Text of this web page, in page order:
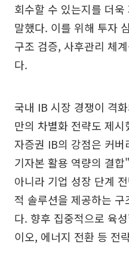
회수할 수 있는지를 더
말했다. 이를 위해 투자
구조 검증, 사후관리 체
다.
국내 IB 시장 경쟁이 격
만의 차별화 전략도 제
자증권 IB의 강점은 커
기자본 활용 역량의 결
아니라 기업 성장 단계
적 솔루션을 제공하는
다. 향후 집중적으로 육
이오, 에너지 전환 등 전